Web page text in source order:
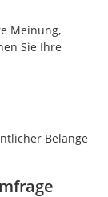
Meinung,
Sie Ihre
Belange